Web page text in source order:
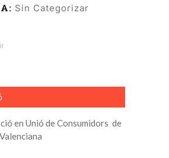
Sin Categorizar
en Unió de Consumidors de